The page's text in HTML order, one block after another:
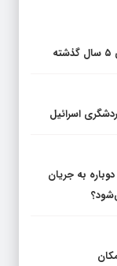
اسرائیل
به جریان